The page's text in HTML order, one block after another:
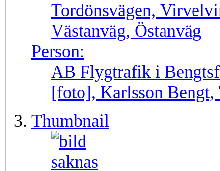
Tordönsvägen,
Västanväg, Östanväg
Person:
AB Flygtrafik i
[foto], Karlsson Bengt,
Thumbnail